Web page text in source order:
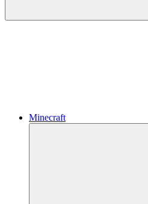
Minecraft